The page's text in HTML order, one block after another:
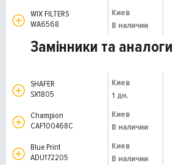
WIX FILTERS
WA6568
Киев
В наличии
Замінники та аналоги
SHAFER
SX1805
Киев
1 дн.
Champion
CAF100468C
Киев
В наличии
Blue Print
ADU172205
Киев
В наличии